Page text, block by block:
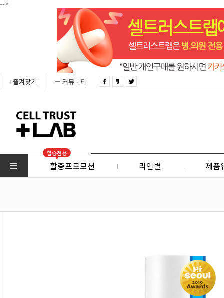
-->
+즐겨찾기 커뮤니티
할증전용
할증프로모션 라인별 제품